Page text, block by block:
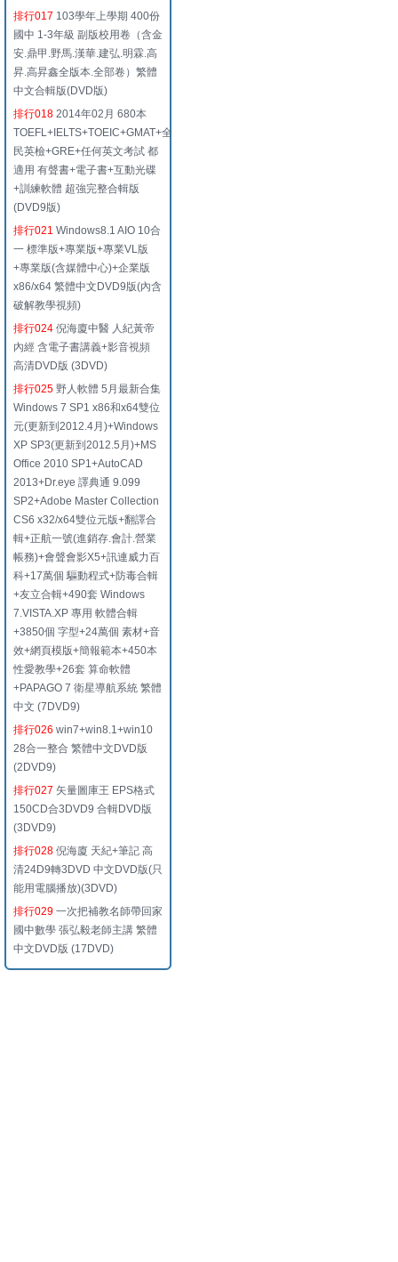
排行017 103學年上學期 400份
國中 1-3年級 副版校用卷（含金
安.鼎甲.野馬.漢華.建弘.明霖.高
昇.高昇鑫全版本.全部卷）繁體
中文合輯版(DVD版)
排行018 2014年02月 680本
TOEFL+IELTS+TOEIC+GMAT+全
民英檢+GRE+任何英文考試 都
適用 有聲書+電子書+互動光碟
+訓練軟體 超強完整合輯版
(DVD9版)
排行021 Windows8.1 AIO 10合
一 標準版+專業版+專業VL版
+專業版(含媒體中心)+企業版
x86/x64 繁體中文DVD9版(內含
破解教學視頻)
排行024 倪海廈中醫 人紀黃帝
內經 含電子書講義+影音視頻
高清DVD版 (3DVD)
排行025 野人軟體 5月最新合集
Windows 7 SP1 x86和x64雙位
元(更新到2012.4月)+Windows
XP SP3(更新到2012.5月)+MS
Office 2010 SP1+AutoCAD
2013+Dr.eye 譯典通 9.099
SP2+Adobe Master Collection
CS6 x32/x64雙位元版+翻譯合
輯+正航一號(進銷存.會計.營業
帳務)+會聲會影X5+訊連威力百
科+17萬個 驅動程式+防毒合輯
+友立合輯+490套 Windows
7.VISTA.XP 專用 軟體合輯
+3850個 字型+24萬個 素材+音
效+網頁模版+簡報範本+450本
性愛教學+26套 算命軟體
+PAPAGO 7 衛星導航系統 繁體
中文 (7DVD9)
排行026 win7+win8.1+win10
28合一整合 繁體中文DVD版
(2DVD9)
排行027 矢量圖庫王 EPS格式
150CD合3DVD9 合輯DVD版
(3DVD9)
排行028 倪海廈 天紀+筆記 高
清24D9轉3DVD 中文DVD版(只
能用電腦播放)(3DVD)
排行029 一次把補教名師帶回家
國中數學 張弘毅老師主講 繁體
中文DVD版 (17DVD)